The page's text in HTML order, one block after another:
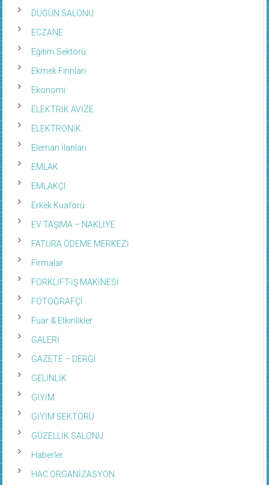
DÜĞÜN SALONU
ECZANE
Eğitim Sektörü
Ekmek Fırınları
Ekonomi
ELEKTRİK AVİZE
ELEKTRONİK
Eleman İlanları
EMLAK
EMLAKÇI
Erkek Kuaförü
EV TAŞIMA – NAKLİYE
FATURA ÖDEME MERKEZİ
Firmalar
FORKLİFT-İŞ MAKİNESİ
FOTOĞRAFÇI
Fuar & Etkinlikler
GALERİ
GAZETE – DERGİ
GELİNLİK
GİYİM
GİYİM SEKTÖRÜ
GÜZELLİK SALONU
Haberler
HAC ORGANİZASYON